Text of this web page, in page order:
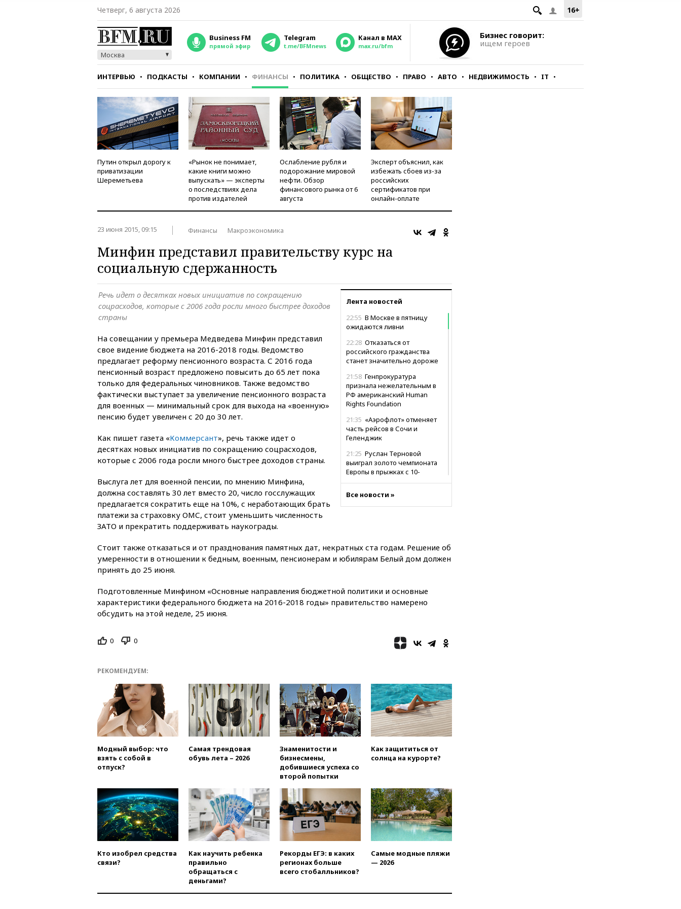
16+
Четверг, 6 августа 2026
Москва
Business FM
прямой эфир
Telegram
t.me/BFMnews
Канал в MAX
max.ru/bfm
Бизнес говорит:
ищем героев
ИНТЕРВЬЮ ПОДКАСТЫ КОМПАНИИ ФИНАНСЫ ПОЛИТИКА ОБЩЕСТВО ПРАВО АВТО НЕДВИЖИМОСТЬ IT
СТИЛЬ ТЕСТЫ
Путин открыл дорогу к
приватизации
Шереметьева
«Рынок не понимает,
какие книги можно
выпускать» — эксперты
о последствиях дела
против издателей
Ослабление рубля и
подорожание мировой
нефти. Обзор
финансового рынка от 6
августа
Эксперт объяснил, как
избежать сбоев из-за
российских
сертификатов при
онлайн-оплате
23 июня 2015, 09:15 Финансы Макроэкономика
Минфин представил правительству курс на
социальную сдержанность
Лента новостей
22:55 В Москве в пятницу
ожидаются ливни
22:28 Отказаться от
российского гражданства
станет значительно дороже
21:58 Генпрокуратура
признала нежелательным в
РФ американский Human
Rights Foundation
21:35 «Аэрофлот» отменяет
часть рейсов в Сочи и
Геленджик
21:25 Руслан Терновой
выиграл золото чемпионата
Европы в прыжках с 10-
21:10 РФ не получала
обращений о прекращении
обсуждают эксперимент по
онлайн-продаже алкоголя
посещать Армению
20:35ПВО за день сбила еще
Ямпольская призвала
оптимизировать олимпиады
оплачивать защиту дорог от
БПЛА из средств на ремонт
20:00
Зеленский 8 августа
посетит Сербию с
официальным визитом
законопроект об отмене ЕГЭ
19:50
работу
19:35
WP: Трамп призвал
доноров-республиканцев
поддержать Вэнса на выборах
2028 года
превысило максимум 2022
Все новости »
Речь идет о десятках новых инициатив по сокращению
соцрасходов, которые с 2006 года росли много быстрее доходов
страны
На совещании у премьера Медведева Минфин представил
свое видение бюджета на 2016-2018 годы. Ведомство
предлагает реформу пенсионного возраста. С 2016 года
пенсионный возраст предложено повысить до 65 лет пока
только для федеральных чиновников. Также ведомство
фактически выступает за увеличение пенсионного возраста
для военных — минимальный срок для выхода на «военную»
пенсию будет увеличен с 20 до 30 лет.
Как пишет газета «Коммерсант», речь также идет о
десятках новых инициатив по сокращению соцрасходов,
которые с 2006 года росли много быстрее доходов страны.
Выслуга лет для военной пенсии, по мнению Минфина,
должна составлять 30 лет вместо 20, число госслужащих
предлагается сократить еще на 10%, с неработающих брать
платежи за страховку ОМС, стоит уменьшить численность
ЗАТО и прекратить поддерживать наукограды.
Стоит также отказаться и от празднования памятных дат, некратных ста годам. Решение об
умеренности в отношении к бедным, военным, пенсионерам и юбилярам Белый дом должен
принять до 25 июня.
Подготовленные Минфином «Основные направления бюджетной политики и основные
характеристики федерального бюджета на 2016-2018 годы» правительство намерено
обсудить на этой неделе, 25 июня.
0 0
РЕКОМЕНДУЕМ:
Модный выбор: что
взять с собой в
отпуск?
Самая трендовая
обувь лета – 2026
Знаменитости и
бизнесмены,
добившиеся успеха со
второй попытки
Как защититься от
солнца на курорте?
Кто изобрел средства
связи?
Как научить ребенка
правильно
обращаться с
деньгами?
Рекорды ЕГЭ: в каких
регионах больше
всего стобалльников?
Самые модные пляжи
— 2026